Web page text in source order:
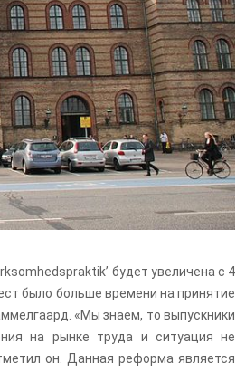
будет увеличена с 4
было больше времени на принятие
«Мы знаем, то выпускники
на рынке труда и ситуация не
он. Данная реформа является